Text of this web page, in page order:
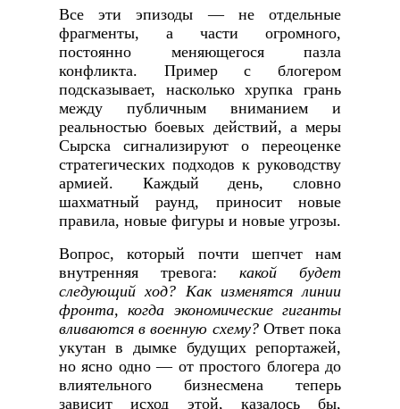
Все эти эпизоды — не отдельные
фрагменты, а части огромного,
постоянно меняющегося пазла
конфликта. Пример с блогером
подсказывает, насколько хрупка грань
между публичным вниманием и
реальностью боевых действий, а меры
Сырска сигнализируют о переоценке
стратегических подходов к руководству
армией. Каждый день, словно
шахматный раунд, приносит новые
правила, новые фигуры и новые угрозы.
Вопрос, который почти шепчет нам
внутренняя тревога:какой будет
следующий ход? Как изменятся линии
фронта, когда экономические гиганты
вливаются в военную схему?Ответ пока
укутан в дымке будущих репортажей,
но ясно одно — от простого блогера до
влиятельного бизнесмена теперь
зависит исход этой, казалось бы,